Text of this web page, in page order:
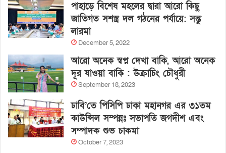
পাহাড়ে বিশেষ মহলের দ্বারা আরো কিছু
জাতিগত সশস্ত্র দল গঠনের পর্যায়ে: সন্তু
লারমা
December 5, 2022
আরো অনেক স্বপ্ন দেখা বাকি, আরো অনেক
দূর যাওয়া বাকি : উক্রাচিং চৌধুরী
September 18, 2023
ঢাবি’তে পিসিপি ঢাকা মহানগর এর ৩১তম
কাউন্সিল সম্পন্নঃ সভাপতি জগদীশ এবং
সম্পাদক শুভ চাকমা
October 7, 2023